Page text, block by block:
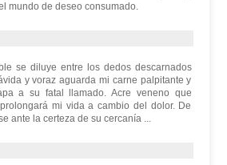
mundo de deseo consumado.
se diluye entre los dedos descarnados
y voraz aguarda mi carne palpitante y
a su fatal llamado. Acre veneno que
mi vida a cambio del dolor. De
ante la certeza de su cercanía ...